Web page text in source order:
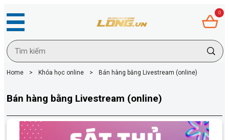
0
Home > Khóa học online > Bán hàng bằng Livestream (online)
Bán hàng bằng Livestream (online)